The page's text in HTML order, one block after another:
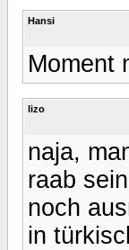
Hansi
Moment
lizo
naja,
raab
noch
in